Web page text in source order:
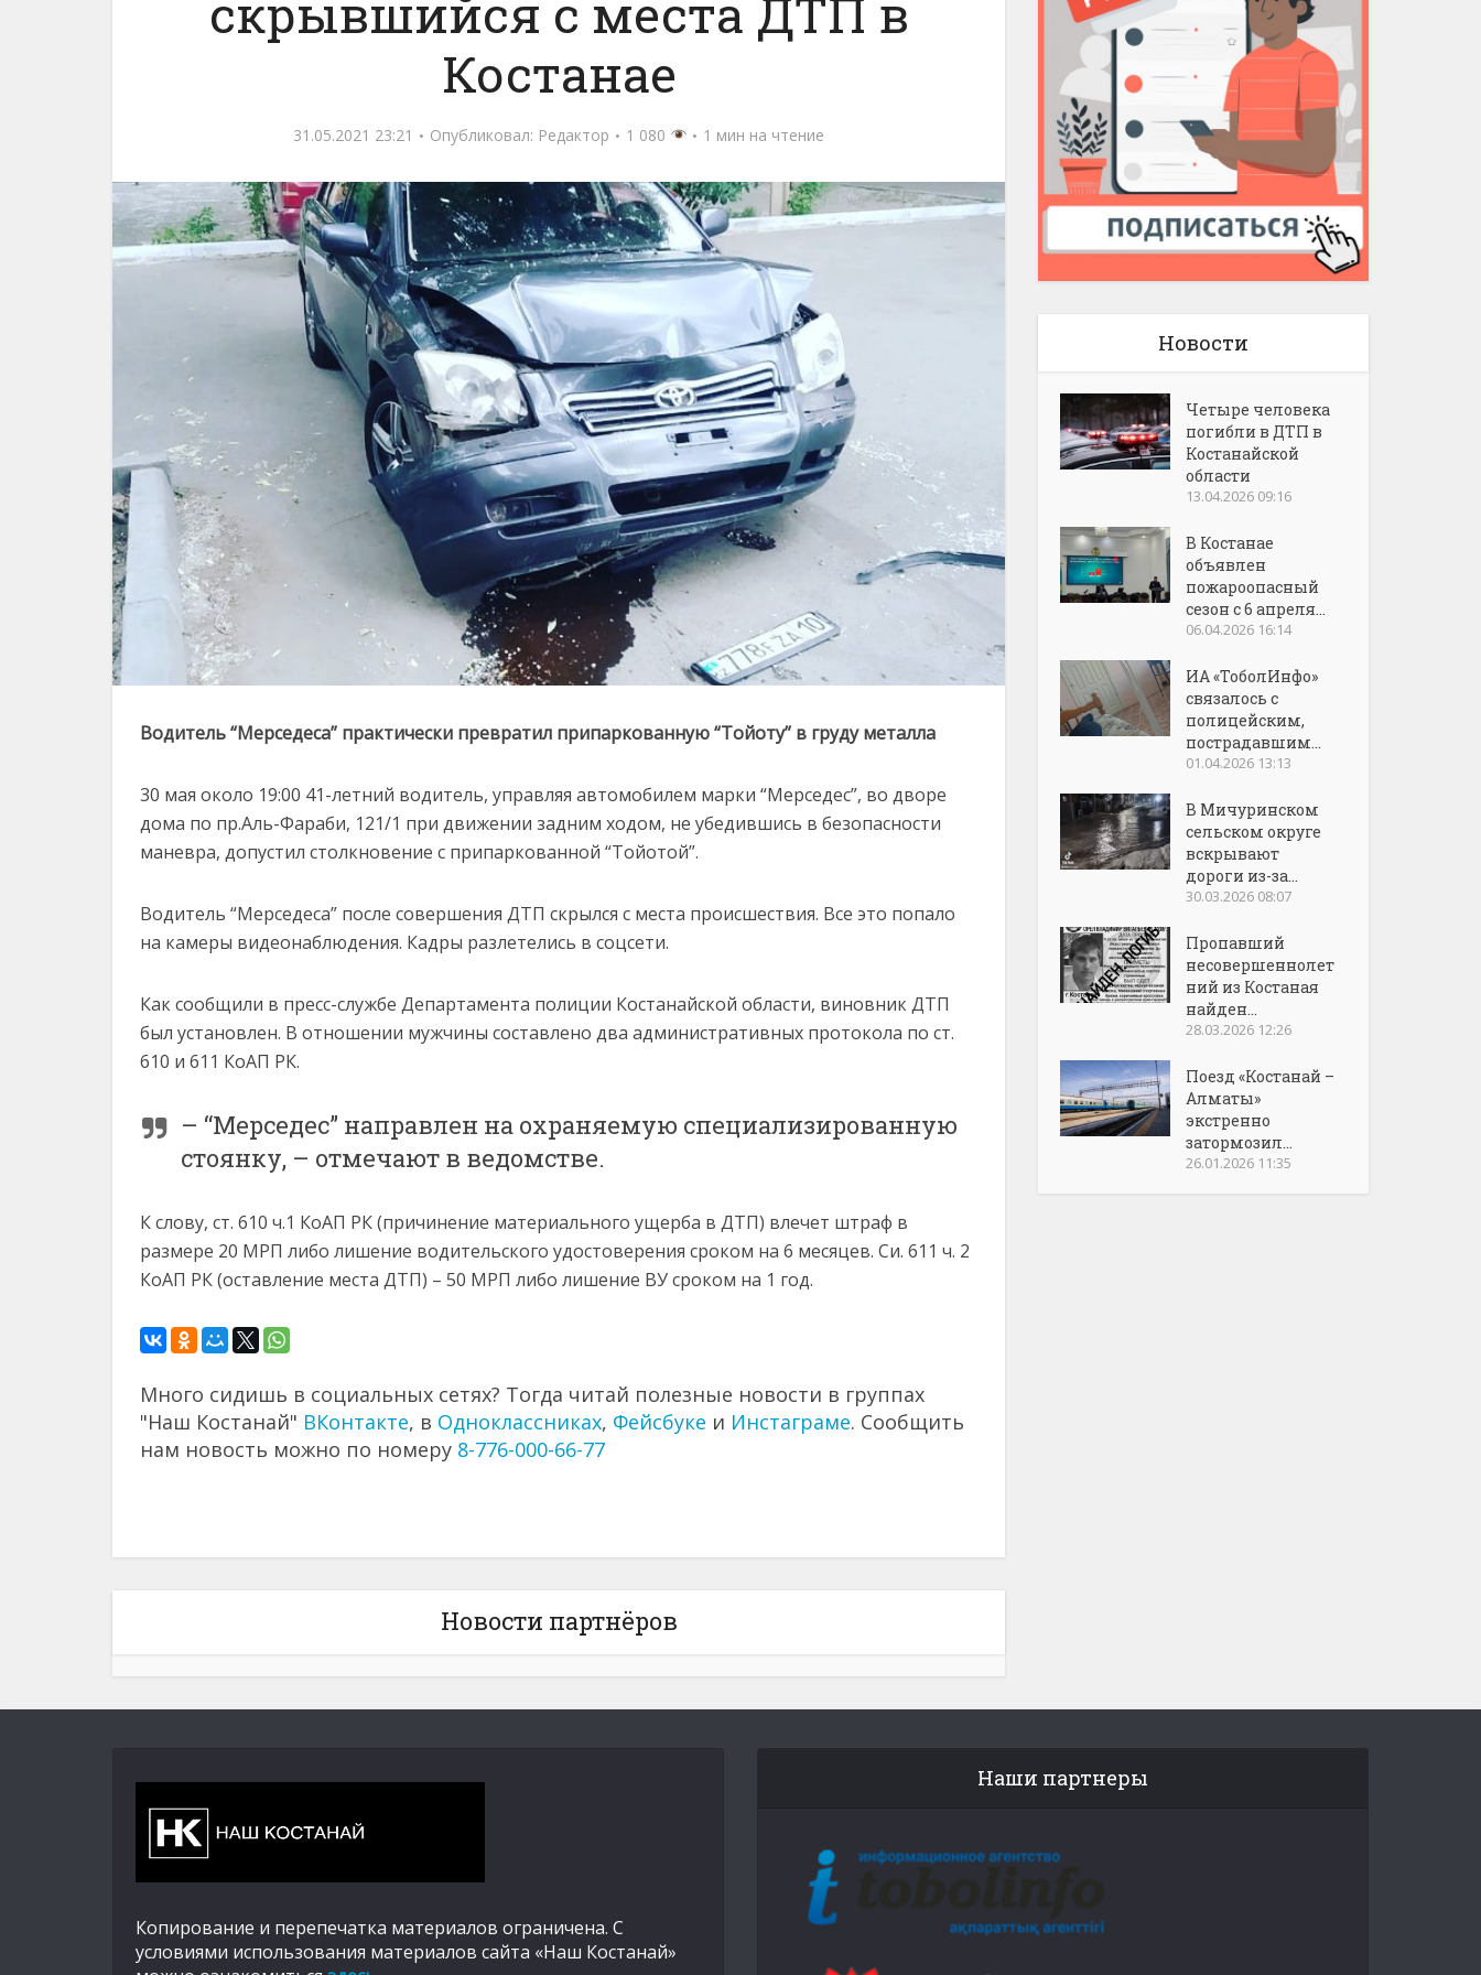
скрывшийся с места ДТП в
Костанае
31.05.2021 23:21 Опубликовал: Редактор 1 080 1 мин на чтение
Водитель “Мерседеса” практически превратил припаркованную “Тойоту” в груду металла
30 мая около 19:00 41-летний водитель, управляя автомобилем марки “Мерседес”, во дворе
дома по пр.Аль-Фараби, 121/1 при движении задним ходом, не убедившись в безопасности
маневра, допустил столкновение с припаркованной “Тойотой”.
Водитель “Мерседеса” после совершения ДТП скрылся с места происшествия. Все это попало
на камеры видеонаблюдения. Кадры разлетелись в соцсети.
Как сообщили в пресс-службе Департамента полиции Костанайской области, виновник ДТП
был установлен. В отношении мужчины составлено два административных протокола по ст.
610 и 611 КоАП РК.
– “Мерседес” направлен на охраняемую специализированную
стоянку, – отмечают в ведомстве.
К слову, ст. 610 ч.1 КоАП РК (причинение материального ущерба в ДТП) влечет штраф в
размере 20 МРП либо лишение водительского удостоверения сроком на 6 месяцев. Си. 611 ч. 2
КоАП РК (оставление места ДТП) – 50 МРП либо лишение ВУ сроком на 1 год.
Много сидишь в социальных сетях? Тогда читай полезные новости в группах
"Наш Костанай" ВКонтакте, в Одноклассниках, Фейсбуке и Инстаграме. Сообщить
нам новость можно по номеру 8-776-000-66-77
Новости партнёров
Новости
Четыре человека
погибли в ДТП в
Костанайской
области
13.04.2026 09:16
В Костанае
объявлен
пожароопасный
сезон с 6 апреля...
06.04.2026 16:14
ИА «ТоболИнфо»
связалось с
полицейским,
пострадавшим...
01.04.2026 13:13
В Мичуринском
сельском округе
вскрывают
дороги из-за...
30.03.2026 08:07
Пропавший
несовершеннолет
ний из Костаная
найден...
28.03.2026 12:26
Поезд «Костанай –
Алматы»
экстренно
затормозил...
26.01.2026 11:35
Копирование и перепечатка материалов ограничена. С
условиями использования материалов сайта «Наш Костанай»
Наши партнеры